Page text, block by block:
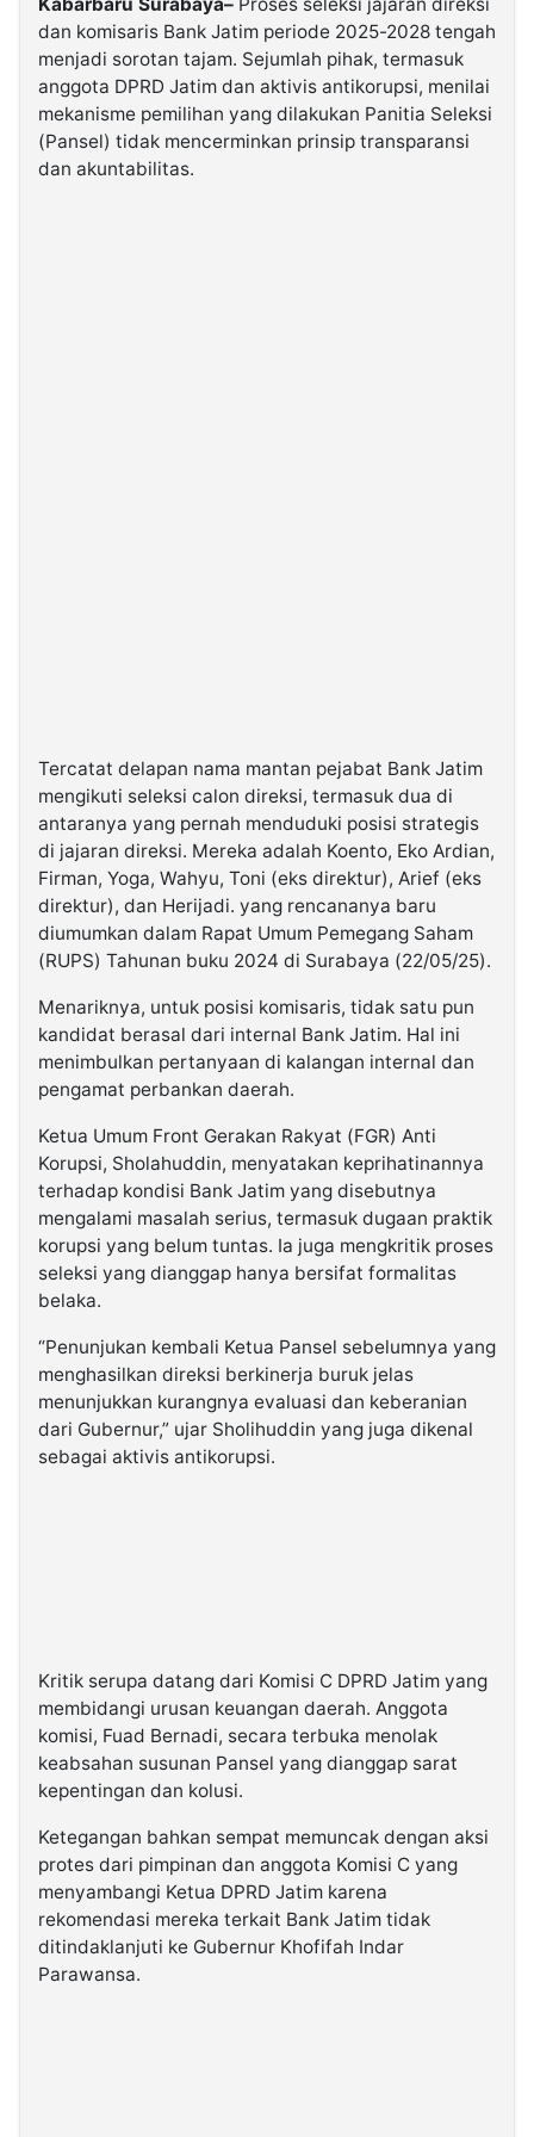
Kabarbaru.co
Kabarbaru Surabaya– Proses seleksi jajaran direksi
dan komisaris Bank Jatim periode 2025-2028 tengah
menjadi sorotan tajam. Sejumlah pihak, termasuk
anggota DPRD Jatim dan aktivis antikorupsi, menilai
mekanisme pemilihan yang dilakukan Panitia Seleksi
(Pansel) tidak mencerminkan prinsip transparansi
dan akuntabilitas.
Tercatat delapan nama mantan pejabat Bank Jatim
mengikuti seleksi calon direksi, termasuk dua di
antaranya yang pernah menduduki posisi strategis
di jajaran direksi. Mereka adalah Koento, Eko Ardian,
Firman, Yoga, Wahyu, Toni (eks direktur), Arief (eks
direktur), dan Herijadi. yang rencananya baru
diumumkan dalam Rapat Umum Pemegang Saham
(RUPS) Tahunan buku 2024 di Surabaya (22/05/25).
Menariknya, untuk posisi komisaris, tidak satu pun
kandidat berasal dari internal Bank Jatim. Hal ini
menimbulkan pertanyaan di kalangan internal dan
pengamat perbankan daerah.
Ketua Umum Front Gerakan Rakyat (FGR) Anti
Korupsi, Sholahuddin, menyatakan keprihatinannya
terhadap kondisi Bank Jatim yang disebutnya
mengalami masalah serius, termasuk dugaan praktik
korupsi yang belum tuntas. Ia juga mengkritik proses
seleksi yang dianggap hanya bersifat formalitas
belaka.
“Penunjukan kembali Ketua Pansel sebelumnya yang
menghasilkan direksi berkinerja buruk jelas
menunjukkan kurangnya evaluasi dan keberanian
dari Gubernur,” ujar Sholihuddin yang juga dikenal
sebagai aktivis antikorupsi.
Kritik serupa datang dari Komisi C DPRD Jatim yang
membidangi urusan keuangan daerah. Anggota
komisi, Fuad Bernadi, secara terbuka menolak
keabsahan susunan Pansel yang dianggap sarat
kepentingan dan kolusi.
Ketegangan bahkan sempat memuncak dengan aksi
protes dari pimpinan dan anggota Komisi C yang
menyambangi Ketua DPRD Jatim karena
rekomendasi mereka terkait Bank Jatim tidak
ditindaklanjuti ke Gubernur Khofifah Indar
Parawansa.